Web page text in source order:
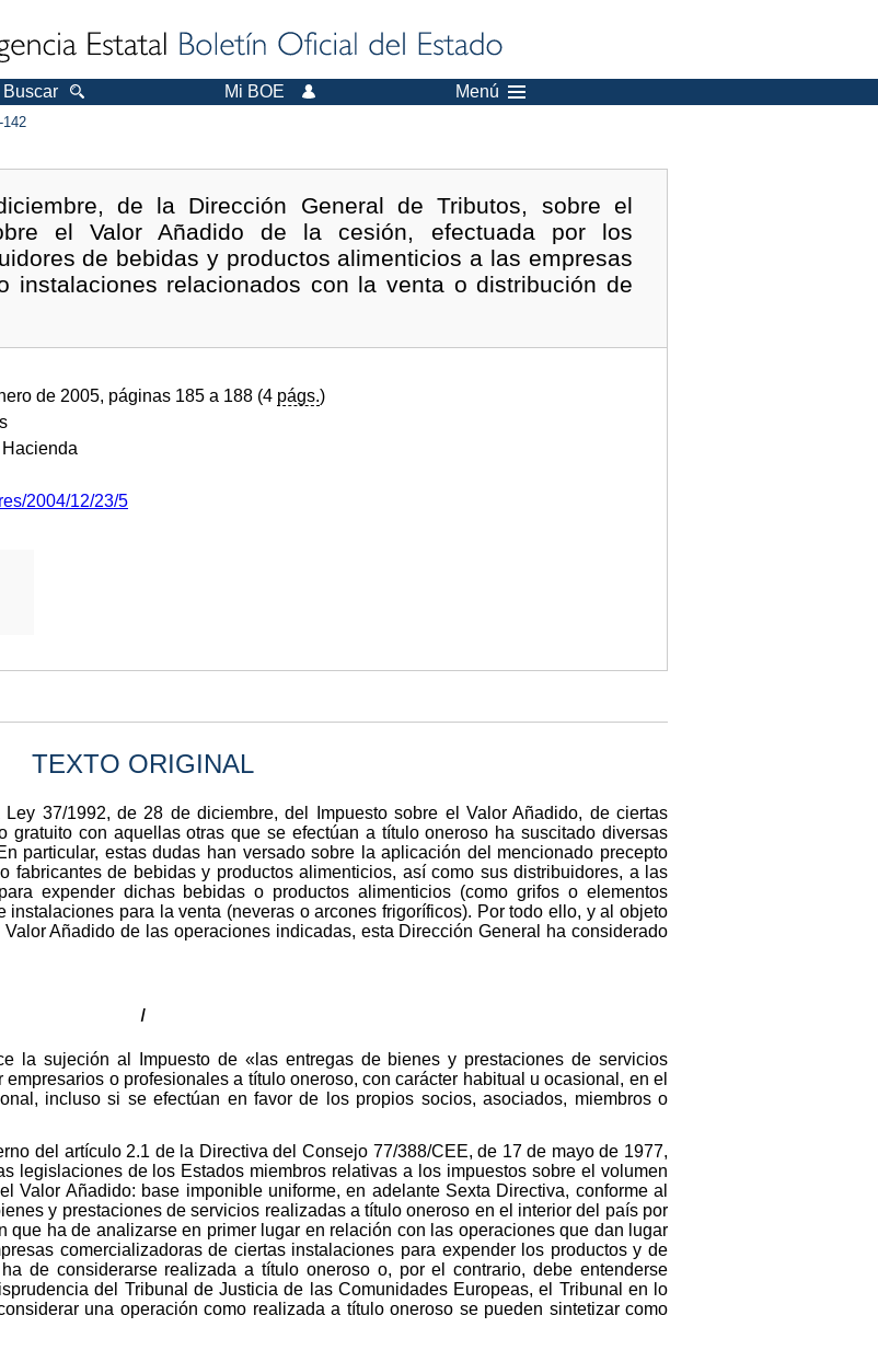
Buscar Mi BOE Menú
142
de la Dirección General de Tributos, sobre el
el Valor Añadido de la cesión, efectuada por los
de bebidas y productos alimenticios a las empresas
instalaciones relacionados con la venta o distribución de
de 2005, páginas 185 a 188 (4 págs.)
2004/12/23/5
TEXTO ORIGINAL
37/1992, de 28 de diciembre, del Impuesto sobre el Valor Añadido, de ciertas
gratuito con aquellas otras que se efectúan a título oneroso ha suscitado diversas
particular, estas dudas han versado sobre la aplicación del mencionado precepto
fabricantes de bebidas y productos alimenticios, así como sus distribuidores, a las
expender dichas bebidas o productos alimenticios (como grifos o elementos
para la venta (neveras o arcones frigoríficos). Por todo ello, y al objeto
Añadido de las operaciones indicadas, esta Dirección General ha considerado
I
la sujeción al Impuesto de «las entregas de bienes y prestaciones de servicios
o profesionales a título oneroso, con carácter habitual u ocasional, en el
incluso si se efectúan en favor de los propios socios, asociados, miembros o
del artículo 2.1 de la Directiva del Consejo 77/388/CEE, de 17 de mayo de 1977,
legislaciones de los Estados miembros relativas a los impuestos sobre el volumen
Valor Añadido: base imponible uniforme, en adelante Sexta Directiva, conforme al
y prestaciones de servicios realizadas a título oneroso en el interior del país por
que ha de analizarse en primer lugar en relación con las operaciones que dan lugar
comercializadoras de ciertas instalaciones para expender los productos y de
de considerarse realizada a título oneroso o, por el contrario, debe entenderse
del Tribunal de Justicia de las Comunidades Europeas, el Tribunal en lo
una operación como realizada a título oneroso se pueden sintetizar como